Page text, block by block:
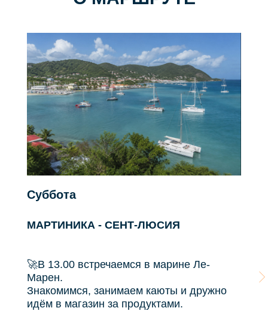
Суббота
МАРТИНИКА - СЕНТ-ЛЮСИЯ
🚀В 13.00 встречаемся в марине Ле-
Марен.
Знакомимся, занимаем каюты и дружно
идём в магазин за продуктами.